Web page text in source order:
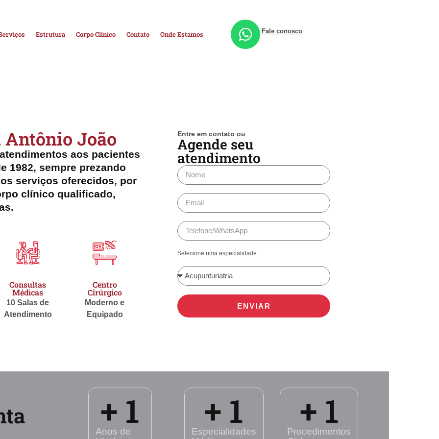
Estrutura Corpo Clínico Contato Onde Estamos Fale conosco
João
aos pacientes
1982, sempre prezando
serviços oferecidos, por
clínico qualificado,
Consultas
Médicas
10 Salas de
Atendimento
Centro
Cirúrgico
Moderno e
Equipado
Entre em contato ou
Agende seu
atendimento
Selecione uma especialidade
ENVIAR
Anos de
+ 1
Especialidades
+ 1
Procedimentos
+ 1